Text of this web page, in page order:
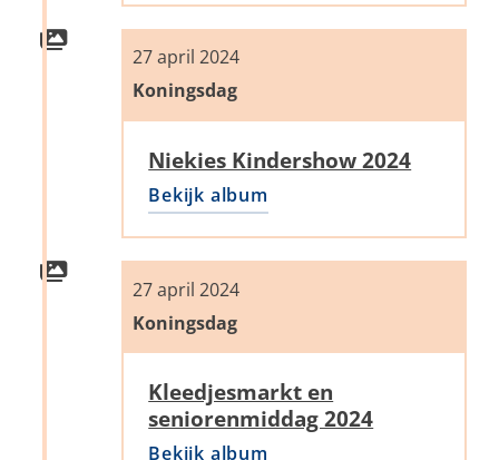
Niekies Kindershow 2024
Bekijk album
27 april 2024
Koningsdag
Kleedjesmarkt en
seniorenmiddag 2024
Bekijk album
27 april 2024
Koningsdag